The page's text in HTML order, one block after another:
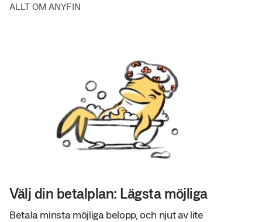
ALLT OM ANYFIN
Välj din betalplan: Lägsta möjliga
Betala minsta möjliga belopp, och njut av lite